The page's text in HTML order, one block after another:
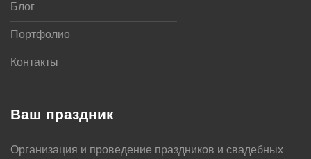
Ваш праздник
Организация и проведение праздников и свадебных
Блог
Портфолио
Контакты